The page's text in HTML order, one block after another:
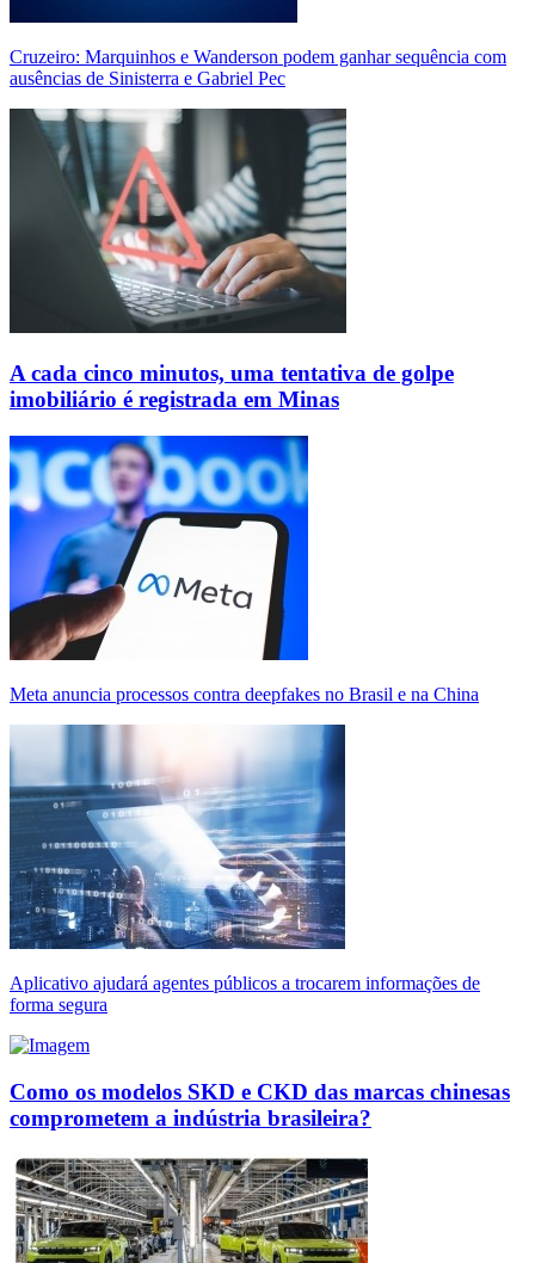
Cruzeiro: Marquinhos e Wanderson podem ganhar sequência com
ausências de Sinisterra e Gabriel Pec
A cada cinco minutos, uma tentativa de golpe
imobiliário é registrada em Minas
Meta anuncia processos contra deepfakes no Brasil e na China
Aplicativo ajudará agentes públicos a trocarem informações de
forma segura
Como os modelos SKD e CKD das marcas chinesas
comprometem a indústria brasileira?